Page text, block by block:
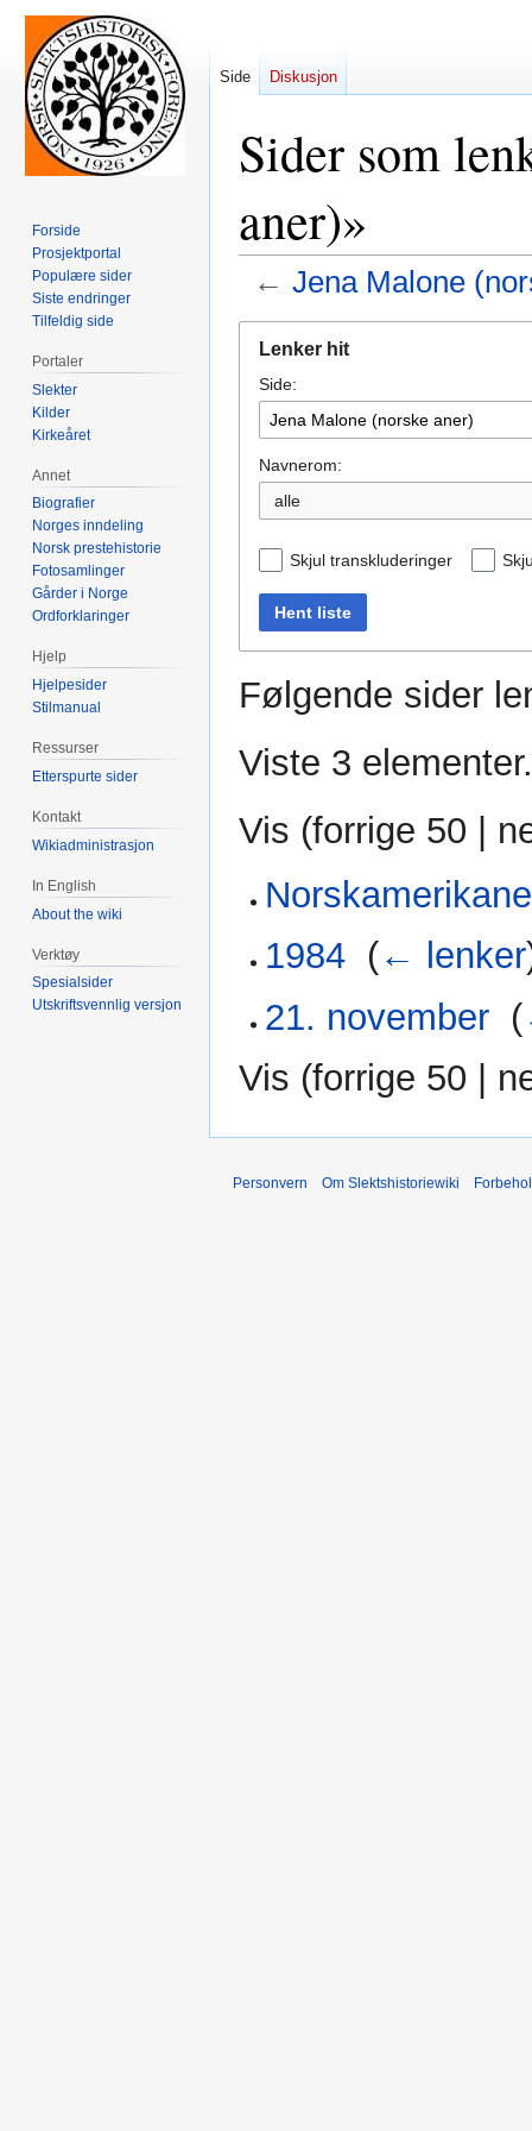
Sider som
aner)»
← Jena Malone
navigering
søk
Lenker hit
Side:
Navnerom:
alle
Skjul transkluderinger
Hent liste
Følgende sider
Viste 3 elementer.
Vis (forrige 50 |
1984 (← lenker
21. november (
Vis (forrige 50
Side Diskusjon
Forside
Prosjektportal
Populære sider
Siste endringer
Tilfeldig side
Portaler
Slekter
Kilder
Kirkeåret
Annet
Biografier
Norges inndeling
Norsk prestehistorie
Fotosamlinger
Gårder i Norge
Ordforklaringer
Hjelp
Hjelpesider
Stilmanual
Ressurser
Etterspurte sider
Kontakt
Wikiadministrasjon
In English
About the wiki
Verktøy
Spesialsider
Utskriftsvennlig versjon
Personvern Om Slektshistoriewiki